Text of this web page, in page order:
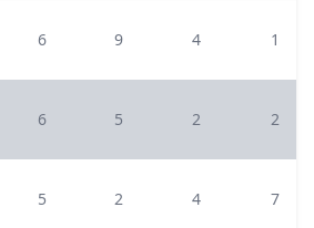
6 9 4 1
6 5 2 2
5 2 4 7